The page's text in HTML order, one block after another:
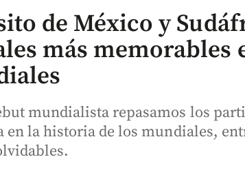
de México y
más memorables
mundialista repasamos los
en la historia de los mundiales,